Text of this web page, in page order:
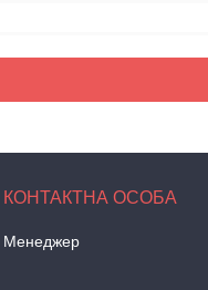
Менеджер